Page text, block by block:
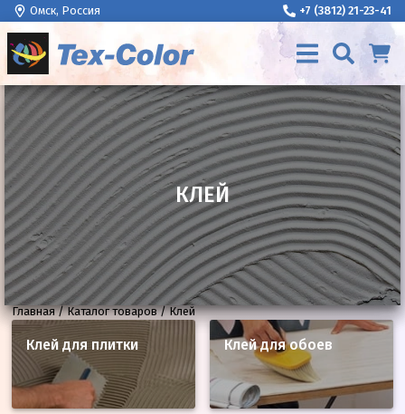
Омск, Россия +7 (3812) 21-23-41
КЛЕЙ
Главная Каталог товаров Клей
Клей для плитки Клей для обоев